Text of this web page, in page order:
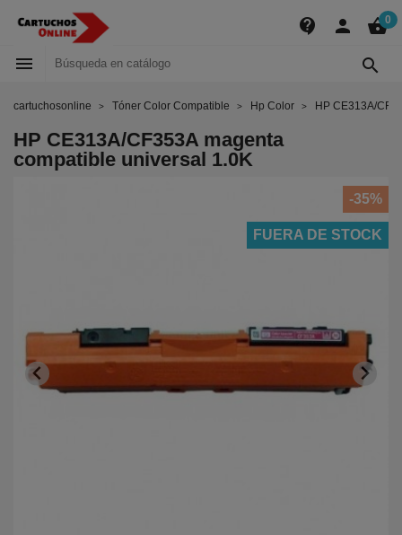
contact_support person shopping_basket0
 
cartuchosonline Tóner Color Compatible Hp Color HP CE313A/
HP CE313A/CF353A magenta
compatible universal 1.0K
-35%
FUERA DE STOCK